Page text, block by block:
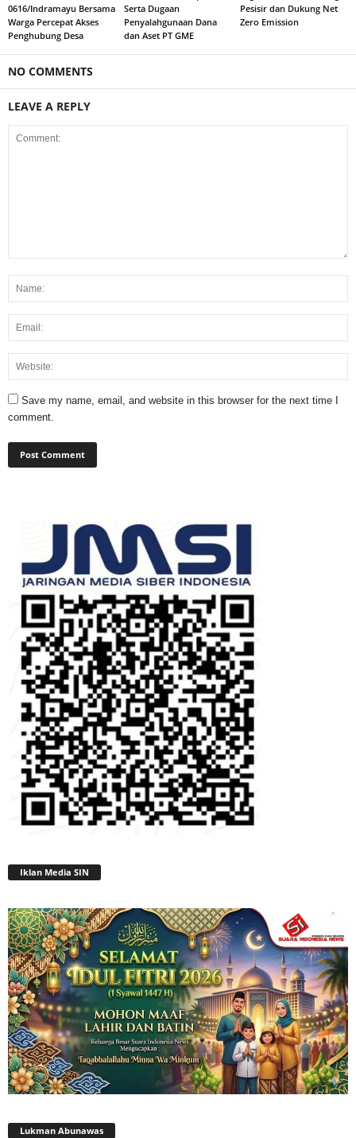
0616/Indramayu Bersama
Warga Percepat Akses
Penghubung Desa
Serta Dugaan
Penyalahgunaan Dana
dan Aset PT GME
Pesisir dan Dukung Net
Zero Emission
NO COMMENTS
LEAVE A REPLY
Save my name, email, and website in this browser for the next time I
comment.
Iklan Media SIN
Lukman Abunawas